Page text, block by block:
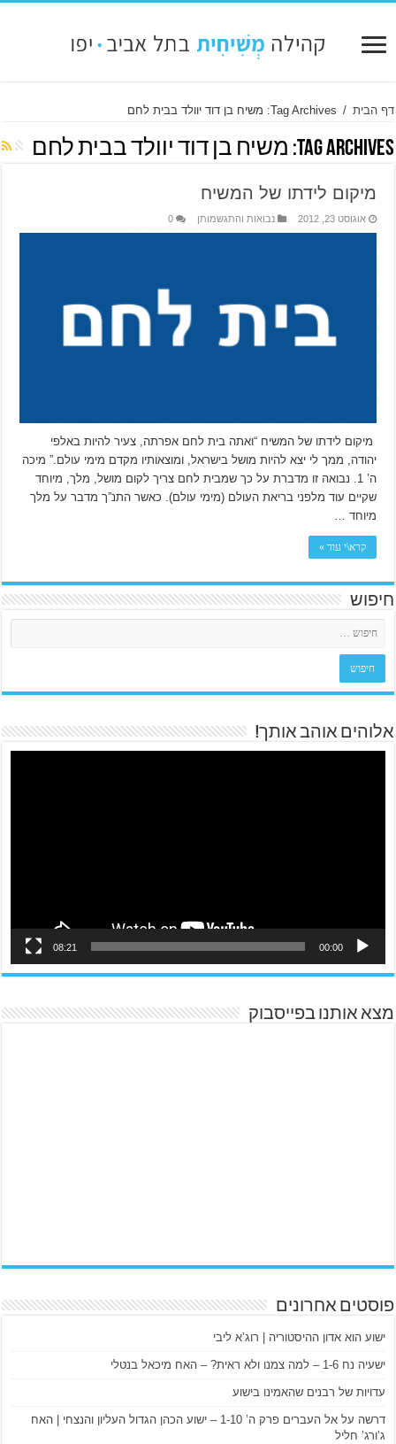
דף הבית / Tag Archives: משיח בן דוד יוולד בבית לחם
Tag Archives: משיח בן דוד יוולד בבית לחם
מיקום לידתו של המשיח
אוגוסט 23, 2012 נבואות והתגשמותן 0
מיקום לידתו של המשיח “ואתה בית לחם אפרתה, צעיר להיות באלפי
יהודה, ממך לי יצא להיות מושל בישראל, ומוצאותיו מקדם מימי עולם.” מיכה
ה’ 1. נבואה זו מדברת על כך שמבית לחם צריך לקום מושל, מלך, מיוחד
שקיים עוד מלפני בריאת העולם (מימי עולם). כאשר התנ”ך מדבר על מלך
מיוחד …
קרא\י עוד »
חיפוש
אלוהים אוהב אותך!
00:00
08:21
מצא אותנו בפייסבוק
פוסטים אחרונים
ישוע הוא אדון ההיסטוריה | רוג’א ליבי
ישעיה נח 1-6 – למה צמנו ולא ראית? – האח מיכאל בנטלי
עדויות של רבנים שהאמינו בישוע
דרשה על אל העברים פרק ה’ 1-10 – ישוע הכהן הגדול העליון והנצחי | האח
ג’ורג’ חליל